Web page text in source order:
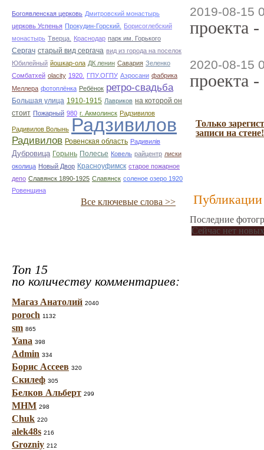
Богоявленская церковь Дмитровский монастырь
церковь Успенья Прокудин-Горский.
Борисоглебский
монастырь Тверца. Краснодар парк им. Горького
Сергач старый вид сергача вид из города на поселок
Юбилейный йошкар-ола ДК ленин Савария Зеленко
Сомбатхей olacity 1920. ГПУ.ОГПУ Аэросани фабрика
Меллера фотоплёнка Ребёнок ретро-свадьба
Большая улица 1910-1915 Лавриков на которой он
стоит Пожарный 980 г. Акмолинск Радзивилов
Радивилов Волынь Радзивилов
Радивилов Ровенская область Радивилiв
Дубровица Горынь Полесье Ковель райцентр лиски
околица Новый Двор Красноуфимск старое пожарное
депо Славянск 1890-1925 Славянск соленое озеро 1920
Ровенщина
Все ключевые слова >>
Топ 15
по количеству комментариев:
Магаз Анатолий 2040
poroch 1132
sm 865
Yana 398
Admin 334
Борис Ассеев 320
Скилеф 305
Белков Альберт 299
МНМ 298
Chuk 220
alek48s 216
Grozniy 212
2019-08-15
проекта
2020-08-15
проекта
Только
записи на стене!
Публикации
Последние
Сейчас нет